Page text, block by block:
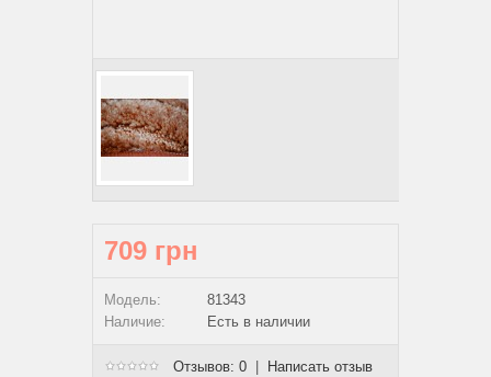
709 грн
Модель:
81343
Наличие:
Есть в наличии
Отзывов: 0 Написать отзыв